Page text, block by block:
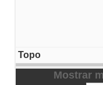
Topo
Mostrar